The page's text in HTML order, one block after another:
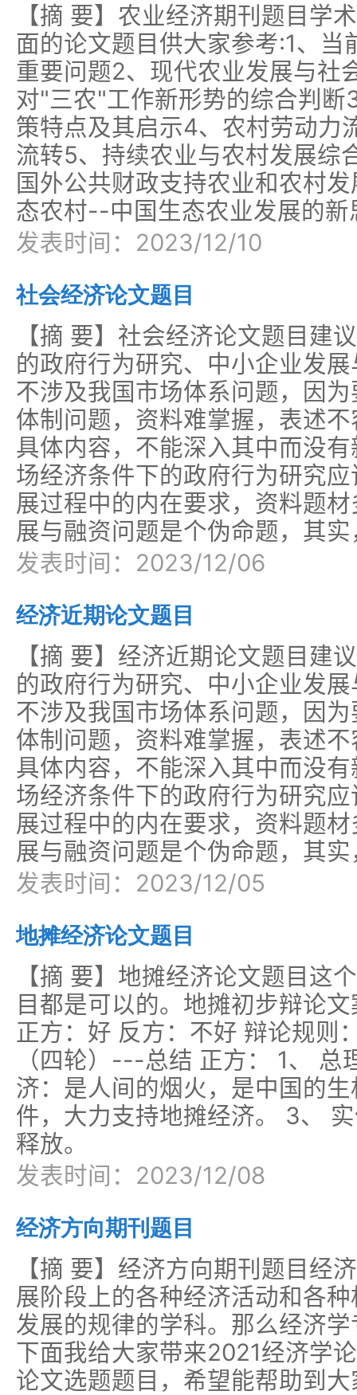
【摘 要】农业经济期刊题目学
面的论文题目供大家参考:1、
重要问题2、现代农业发展与社
对"三农"工作新形势的综合判
策特点及其启示4、农村劳动力
流转5、持续农业与农村发展综
国外公共财政支持农业和农村
态农村--中国生态农业发展的新
发表时间：2023/12/10
社会经济论文题目
【摘 要】社会经济论文题目建
的政府行为研究、中小企业发
不涉及我国市场体系问题，因
体制问题，资料难掌握，表述
具体内容，不能深入其中而没
场经济条件下的政府行为研究
展过程中的内在要求，资料题
展与融资问题是个伪命题，其
发表时间：2023/12/06
经济近期论文题目
【摘 要】经济近期论文题目建
的政府行为研究、中小企业发
不涉及我国市场体系问题，因
体制问题，资料难掌握，表述
具体内容，不能深入其中而没
场经济条件下的政府行为研究
展过程中的内在要求，资料题
展与融资问题是个伪命题，其
发表时间：2023/12/05
地摊经济论文题目
【摘 要】地摊经济论文题目这
目都是可以的。地摊初步辩论
正方：好 反方：不好 辩论规
（四轮）---总结 正方： 1、
济：是人间的烟火，是中国的
件，大力支持地摊经济。 3、
释放。
发表时间：2023/12/08
经济方向期刊题目
【摘 要】经济方向期刊题目经
展阶段上的各种经济活动和各
发展的规律的学科。那么经济
下面我给大家带来2021经济学
论文选题题目，希望能帮助到